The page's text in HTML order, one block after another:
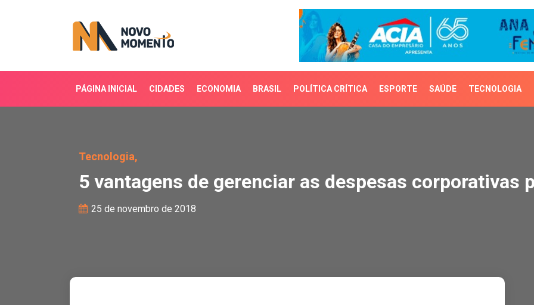
PÁGINA INICIAL CIDADES ECONOMIA BRASIL POLÍTICA CRÍTICA ESPORTE SAÚDE TECNOLOGIA
Tecnologia,
5 vantagens de gerenciar as despesas corporativas
25 de novembro de 2018